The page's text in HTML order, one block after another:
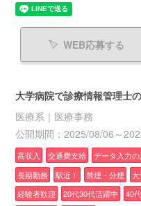
WEB応募する
大学病院で診療情報管理士
医療系｜医療事務
公開期間：2025/08/06～
高収入 交通費支給 データ入力
長期勤務
駅近！ 禁煙・分煙
経験者歓迎
20代30代活躍中 40